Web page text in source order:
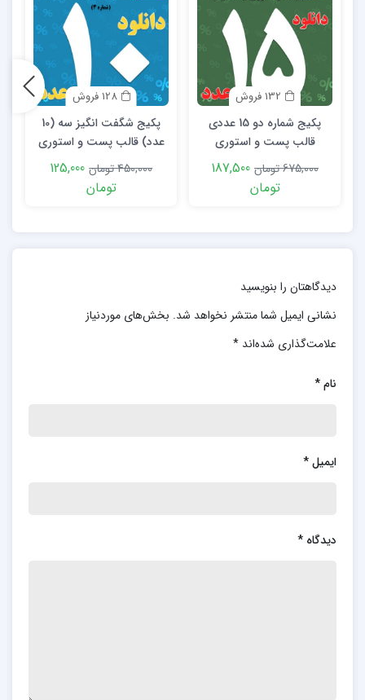
132 فروش
پکیج شماره دو 15 عددی
قالب پست و استوری
اینستاگرام675,000 تومان
187,500
تومان
128 فروش
پکیج شگفت انگیز سه (10
عدد) قالب پست و استوری
اینستاگرام450,000 تومان
125,000
تومان
دیدگاهتان را بنویسید
نشانی ایمیل شما منتشر نخواهد شد. بخش‌های موردنیاز
علامت‌گذاری شده‌اند *
نام*
ایمیل*
دیدگاه *